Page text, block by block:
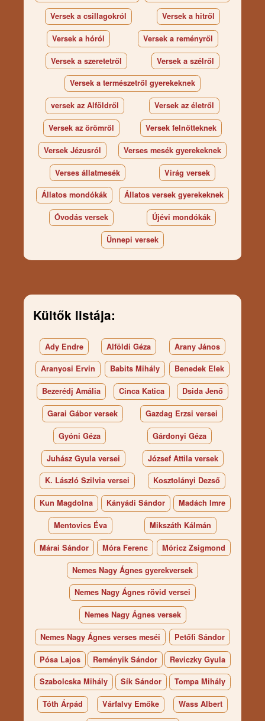
Versek a csillagokról Versek a hitről
Versek a hóról Versek a reményről
Versek a szeretetről Versek a szélről
Versek a természetről gyerekeknek
versek az Alföldről Versek az életről
Versek az örömről Versek felnőtteknek
Versek Jézusról Verses mesék gyerekeknek
Verses állatmesék Virág versek
Állatos mondókák Állatos versek gyerekeknek
Óvodás versek Újévi mondókák
Ünnepi versek
Kültők listája:
Ady Endre Alföldi Géza Arany János
Aranyosi Ervin Babits Mihály Benedek Elek
Bezerédj Amália Cinca Katica Dsida Jenő
Garai Gábor versek Gazdag Erzsi versei
Gyóni Géza Gárdonyi Géza
Juhász Gyula versei József Attila versek
K. László Szilvia versei Kosztolányi Dezső
Kun Magdolna Kányádi Sándor Madách Imre
Mentovics Éva Mikszáth Kálmán
Márai Sándor Móra Ferenc Móricz Zsigmond
Nemes Nagy Ágnes gyerekversek
Nemes Nagy Ágnes rövid versei
Nemes Nagy Ágnes versek
Nemes Nagy Ágnes verses meséi Petőfi Sándor
Pósa Lajos Reményik Sándor Reviczky Gyula
Szabolcska Mihály Sík Sándor Tompa Mihály
Tóth Árpád Várfalvy Emőke Wass Albert